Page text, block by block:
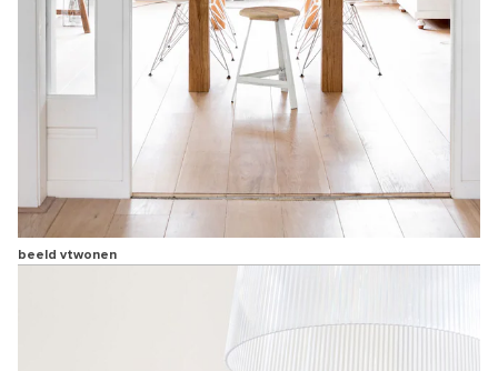
beeld vtwonen